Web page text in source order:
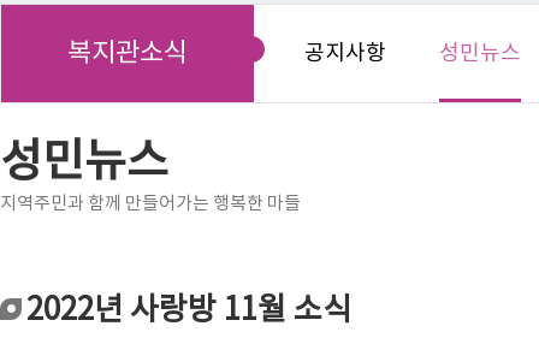
복지관소식 공지사항 성민뉴스
성민뉴스
지역주민과 함께 만들어가는 행복한 마들
2022년 사랑방 11월 소식